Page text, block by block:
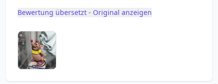
Bewertung übersetzt - Original anzeigen